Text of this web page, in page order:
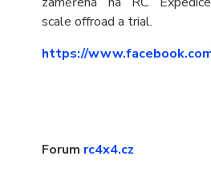
scale offroad a trial.
https://
Forum rc4x4.cz